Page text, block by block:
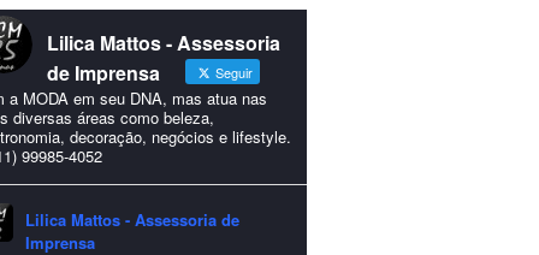
Lilica Mattos - Assessoria
de Imprensa
Seguir
a MODA em seu DNA, mas atua nas
diversas áreas como beleza,
decoração, negócios e lifestyle.
99985-4052
Lilica Mattos - Assessoria de
Imprensa